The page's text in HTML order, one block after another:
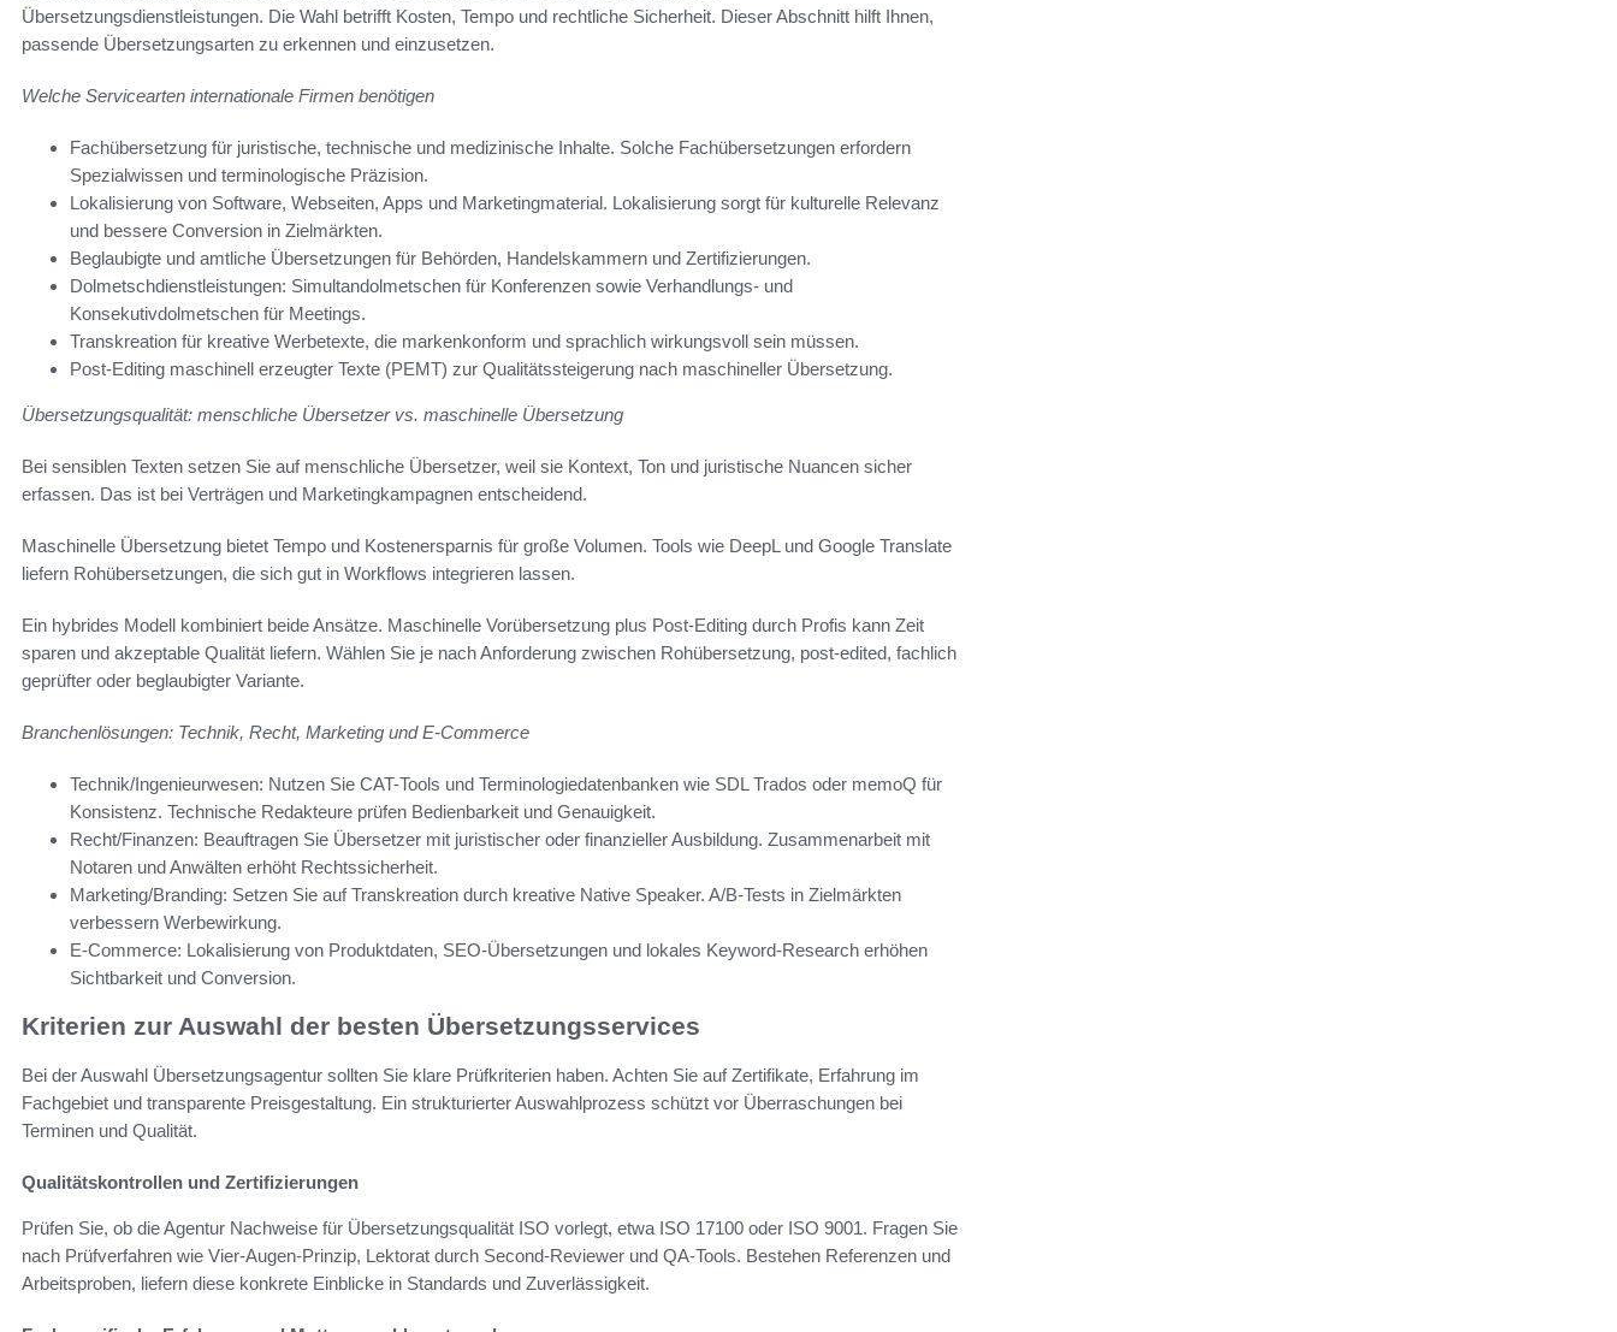
Übersetzungsdienstleistungen. Die Wahl betrifft Kosten, Tempo und rechtliche Sicherheit. Dieser Abschnitt hilft Ihnen,
passende Übersetzungsarten zu erkennen und einzusetzen.
Welche Servicearten internationale Firmen benötigen
Fachübersetzung für juristische, technische und medizinische Inhalte. Solche Fachübersetzungen erfordern
Spezialwissen und terminologische Präzision.
Lokalisierung von Software, Webseiten, Apps und Marketingmaterial. Lokalisierung sorgt für kulturelle Relevanz
und bessere Conversion in Zielmärkten.
Beglaubigte und amtliche Übersetzungen für Behörden, Handelskammern und Zertifizierungen.
Dolmetschdienstleistungen: Simultandolmetschen für Konferenzen sowie Verhandlungs- und
Konsekutivdolmetschen für Meetings.
Transkreation für kreative Werbetexte, die markenkonform und sprachlich wirkungsvoll sein müssen.
Post-Editing maschinell erzeugter Texte (PEMT) zur Qualitätssteigerung nach maschineller Übersetzung.
Übersetzungsqualität: menschliche Übersetzer vs. maschinelle Übersetzung
Bei sensiblen Texten setzen Sie auf menschliche Übersetzer, weil sie Kontext, Ton und juristische Nuancen sicher
erfassen. Das ist bei Verträgen und Marketingkampagnen entscheidend.
Maschinelle Übersetzung bietet Tempo und Kostenersparnis für große Volumen. Tools wie DeepL und Google Translate
liefern Rohübersetzungen, die sich gut in Workflows integrieren lassen.
Ein hybrides Modell kombiniert beide Ansätze. Maschinelle Vorübersetzung plus Post-Editing durch Profis kann Zeit
sparen und akzeptable Qualität liefern. Wählen Sie je nach Anforderung zwischen Rohübersetzung, post-edited, fachlich
geprüfter oder beglaubigter Variante.
Branchenlösungen: Technik, Recht, Marketing und E‑Commerce
Technik/Ingenieurwesen: Nutzen Sie CAT-Tools und Terminologiedatenbanken wie SDL Trados oder memoQ für
Konsistenz. Technische Redakteure prüfen Bedienbarkeit und Genauigkeit.
Recht/Finanzen: Beauftragen Sie Übersetzer mit juristischer oder finanzieller Ausbildung. Zusammenarbeit mit
Notaren und Anwälten erhöht Rechtssicherheit.
Marketing/Branding: Setzen Sie auf Transkreation durch kreative Native Speaker. A/B-Tests in Zielmärkten
verbessern Werbewirkung.
E‑Commerce: Lokalisierung von Produktdaten, SEO-Übersetzungen und lokales Keyword-Research erhöhen
Sichtbarkeit und Conversion.
Kriterien zur Auswahl der besten Übersetzungsservices
Bei der Auswahl Übersetzungsagentur sollten Sie klare Prüfkriterien haben. Achten Sie auf Zertifikate, Erfahrung im
Fachgebiet und transparente Preisgestaltung. Ein strukturierter Auswahlprozess schützt vor Überraschungen bei
Terminen und Qualität.
Qualitätskontrollen und Zertifizierungen
Prüfen Sie, ob die Agentur Nachweise für Übersetzungsqualität ISO vorlegt, etwa ISO 17100 oder ISO 9001. Fragen Sie
nach Prüfverfahren wie Vier‑Augen‑Prinzip, Lektorat durch Second‑Reviewer und QA‑Tools. Bestehen Referenzen und
Arbeitsproben, liefern diese konkrete Einblicke in Standards und Zuverlässigkeit.